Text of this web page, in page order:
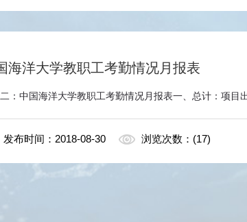
海洋大学教职工考勤情况月报表
：中国海洋大学教职工考勤情况月报表一、总计：项目
发布时间：2018-08-30 浏览次数：(17)